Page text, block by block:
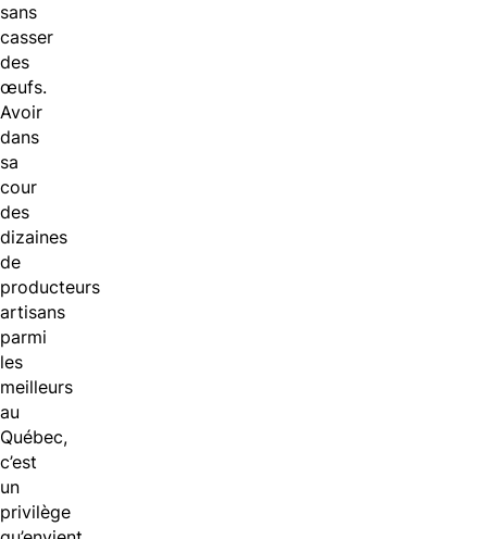
sans
casser
des
œufs.
Avoir
dans
sa
cour
des
dizaines
de
producteurs
artisans
parmi
les
meilleurs
au
Québec,
c’est
un
privilège